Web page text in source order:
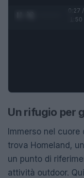
0:28 /
1:50
Un rifugio per
Immerso nel cuore
trova Homeland,
un punto di
attività outdoor.